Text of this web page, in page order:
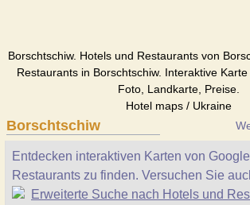
Borschtschiw. Hotels und Restaurants von
Restaurants in Borschtschiw. Interaktive Karte
Foto, Landkarte, Preise.
Hotel maps / Ukraine
Borschtschiw
Entdecken interaktiven Karten von
Restaurants zu finden. Versuchen Sie
Erweiterte Suche nach Hotels und